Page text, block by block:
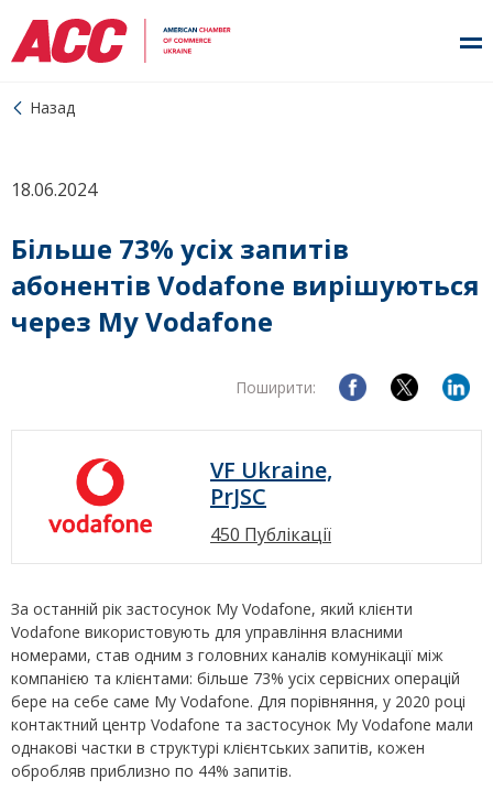
Назад
18.06.2024
Більше 73% усіх запитів
абонентів Vodafone вирішуються
через My Vodafone
Поширити:
VF Ukraine,
PrJSC
450 Публікації
За останній рік застосунок My Vodafone, який клієнти
Vodafone використовують для управління власними
номерами, став одним з головних каналів комунікації між
компанією та клієнтами: більше 73% усіх сервісних операцій
бере на себе саме My Vodafone. Для порівняння, у 2020 році
контактний центр Vodafone та застосунок My Vodafone мали
однакові частки в структурі клієнтських запитів, кожен
обробляв приблизно по 44% запитів.